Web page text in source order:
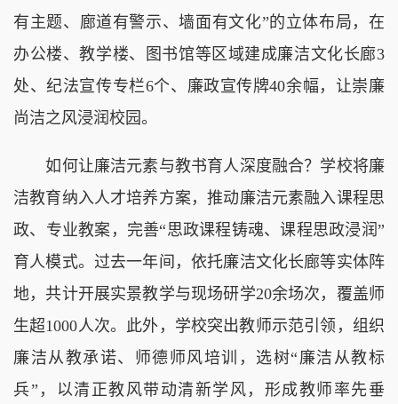
有主题、廊道有警示、墙面有文化”的立体布局，在
办公楼、教学楼、图书馆等区域建成廉洁文化长廊3
处、纪法宣传专栏6个、廉政宣传牌40余幅，让崇廉
尚洁之风浸润校园。
如何让廉洁元素与教书育人深度融合？学校将廉
洁教育纳入人才培养方案，推动廉洁元素融入课程思
政、专业教案，完善“思政课程铸魂、课程思政浸润”
育人模式。过去一年间，依托廉洁文化长廊等实体阵
地，共计开展实景教学与现场研学20余场次，覆盖师
生超1000人次。此外，学校突出教师示范引领，组织
廉洁从教承诺、师德师风培训，选树“廉洁从教标
兵”，以清正教风带动清新学风，形成教师率先垂